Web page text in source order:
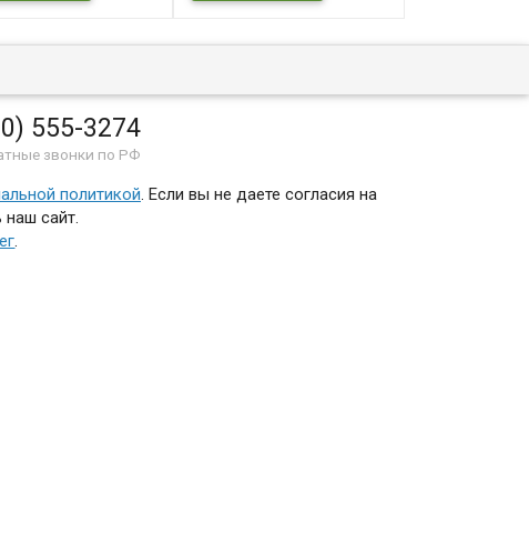
555-3274
звонки по РФ
политикой . Если вы не даете согласия на
сайт.